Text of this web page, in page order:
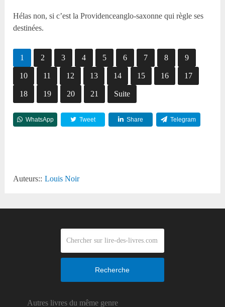
Hélas non, si c’est la Providenceanglo-saxonne qui règle ses
destinées.
1 2 3 4 5 6 7 8 9
10 11 12 13 14 15 16 17
18 19 20 21 Suite
WhatsApp Tweet Share Telegram
Auteurs:: Louis Noir
Recherche
Autres livres du même genre